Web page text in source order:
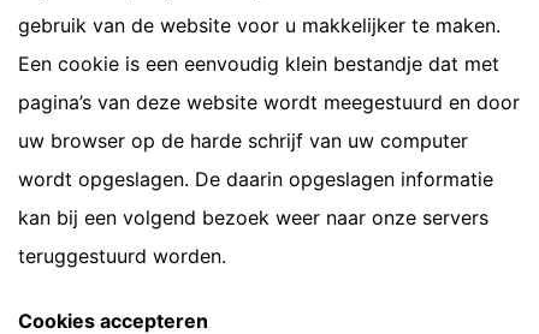
gebruik van de website voor u makkelijker te maken.
Een cookie is een eenvoudig klein bestandje dat met
pagina’s van deze website wordt meegestuurd en door
uw browser op de harde schrijf van uw computer
wordt opgeslagen. De daarin opgeslagen informatie
kan bij een volgend bezoek weer naar onze servers
teruggestuurd worden.
Cookies accepteren